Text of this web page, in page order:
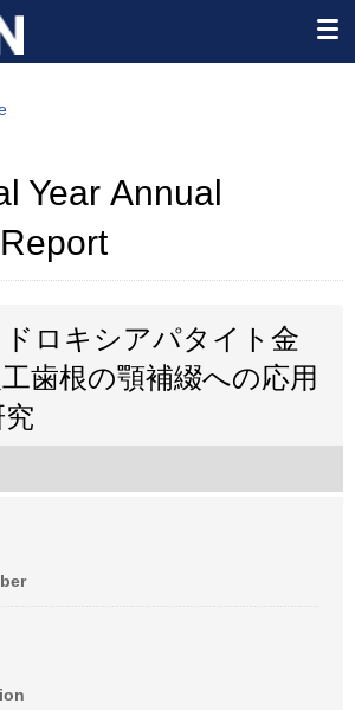
Year Annual
ロキシアパタイト金
歯根の顎補綴への応用